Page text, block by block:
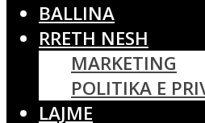
BALLINA
RRETH NESH
MARKETING
POLITIKA E
LAJME